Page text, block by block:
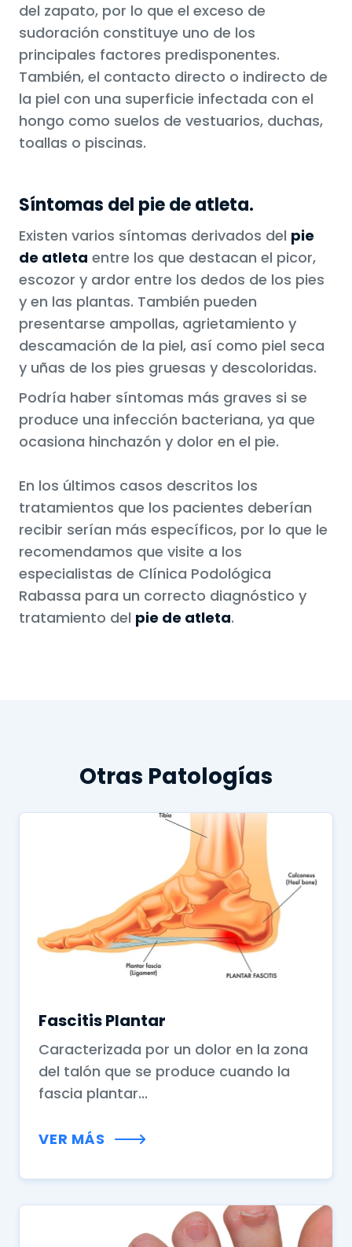
del zapato, por lo que el exceso de
sudoración constituye uno de los
principales factores predisponentes.
También, el contacto directo o indirecto de
la piel con una superficie infectada con el
hongo como suelos de vestuarios, duchas,
toallas o piscinas.
Síntomas del pie de atleta.
Existen varios síntomas derivados del pie
de atleta entre los que destacan el picor,
escozor y ardor entre los dedos de los pies
y en las plantas. También pueden
presentarse ampollas, agrietamiento y
descamación de la piel, así como piel seca
y uñas de los pies gruesas y descoloridas.
Podría haber síntomas más graves si se
produce una infección bacteriana, ya que
ocasiona hinchazón y dolor en el pie.
En los últimos casos descritos los
tratamientos que los pacientes deberían
recibir serían más específicos, por lo que le
recomendamos que visite a los
especialistas de Clínica Podológica
Rabassa para un correcto diagnóstico y
tratamiento del pie de atleta.
Otras Patologías
Fascitis Plantar
Caracterizada por un dolor en la zona
del talón que se produce cuando la
fascia plantar...
VER MÁS